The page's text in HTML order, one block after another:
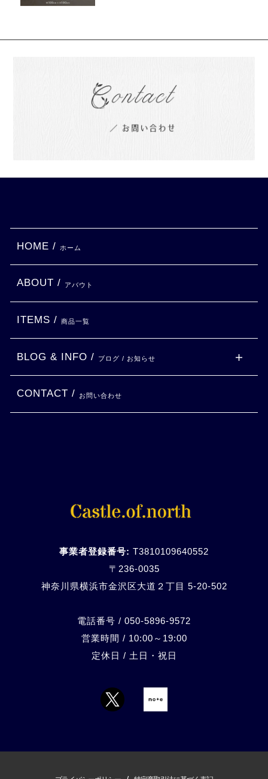
事業者登録番号: T3810109640552
〒236-0035
神奈川県横浜市金沢区大道２丁目 5-20-502
電話番号 / 050-5896-9572
営業時間 / 10:00～19:00
定休日 / 土日・祝日
HOME / ホーム
ABOUT / アバウト
ITEMS / 商品一覧
BLOG & INFO / ブログ / お知らせ
CONTACT / お問い合わせ